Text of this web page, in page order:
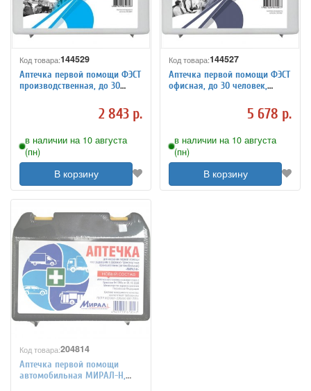
Код товара:144529
Аптечка первой помощи ФЭСТ
производственная, до 30
2 843 р.
в наличии на 10 августа
(пн)
В корзину
Код товара:144527
Аптечка первой помощи ФЭСТ
офисная, до 30 человек,
5 678 р.
в наличии на 10 августа
(пн)
В корзину
Код товара:204814
Аптечка первой помощи
автомобильная МИРАЛ-Н,